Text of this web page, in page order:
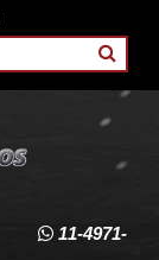
11-4971-